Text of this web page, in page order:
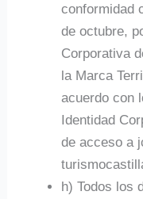
conformidad
de octubre,
Corporativa
la Marca
acuerdo con
Identidad
de acceso a
h) Todos los